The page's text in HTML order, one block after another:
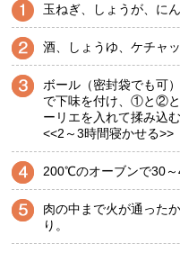
玉ねぎ、しょうが、に
酒、しょうゆ、ケチャ
ボール（密封袋でも可
で下味を付け、①と②と
ーリエを入れて揉み込む
<<2～3時間寝かせる>>
200℃のオーブンで30～
肉の中まで火が通った
り。